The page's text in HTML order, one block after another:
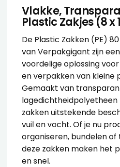
Vlakke,
Plastic Zakjes (8 x
De Plastic Zakken (PE)
van Verpakgigant zijn
voordelige oplossing
en verpakken van kleine
Gemaakt van
lagedichtheidpolyetheen
zakken uitstekende
vuil en vocht. Of je nu
organiseren, bundelen
deze zakken maken het
en snel.